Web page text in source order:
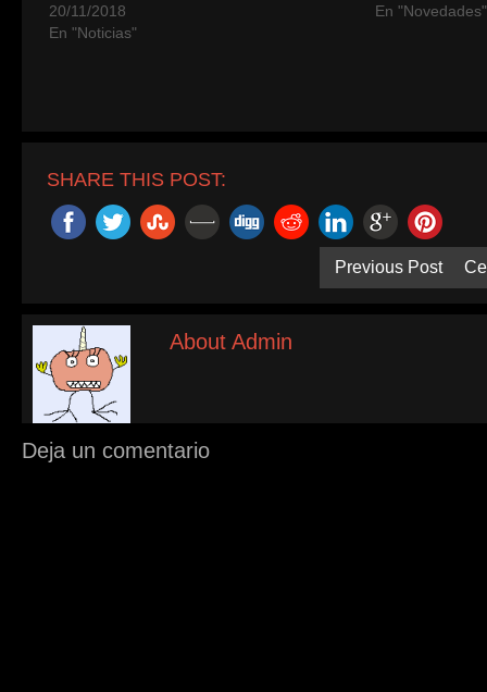
20/11/2018
En "Noticias"
En "Novedades"
SHARE THIS POST:
Previous Post
About Admin
Deja un comentario